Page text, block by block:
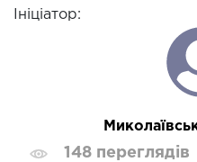
Ініціатор:
148 переглядів